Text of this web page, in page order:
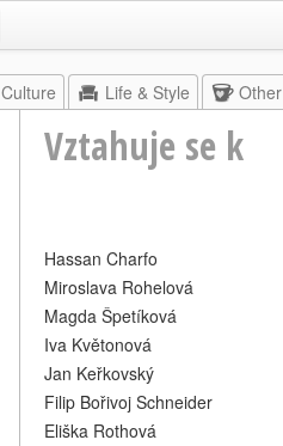
Culture Life & Style Other
Vztahuje se k
Hassan Charfo
Miroslava Rohelová
Magda Špetíková
Iva Květonová
Jan Keřkovský
Filip Bořivoj Schneider
Eliška Rothová